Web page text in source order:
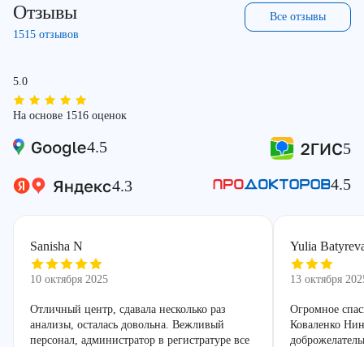
Отзывы
1515 отзывов
Все отзывы
5.0
На основе 1516 оценок
4.5 5
4.3 4.5
Sanisha N
10 октября 2025
Отличный центр, сдавала несколько раз
анализы, осталась довольна. Вежливый
персонал, администратор в регистратуре все
Yulia
13 октября
Огромное
Коваленко